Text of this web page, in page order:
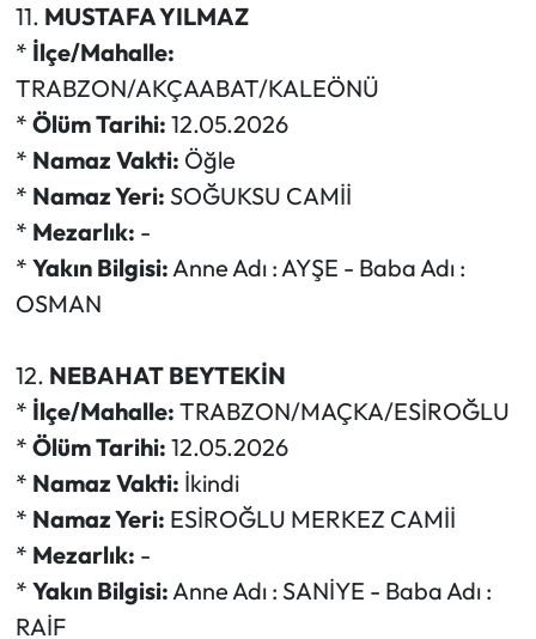
11. MUSTAFA YILMAZ
* İlçe/Mahalle:
TRABZON/AKÇAABAT/KALEÖNÜ
* Ölüm Tarihi: 12.05.2026
* Namaz Vakti: Öğle
* Namaz Yeri: SOĞUKSU CAMİİ
* Mezarlık: -
* Yakın Bilgisi:Anne Adı : AYŞE - Baba Adı :
OSMAN
12. NEBAHAT BEYTEKİN
* İlçe/Mahalle: TRABZON/MAÇKA/ESİROĞLU
* Ölüm Tarihi: 12.05.2026
* Namaz Vakti: İkindi
* Namaz Yeri: ESİROĞLU MERKEZ CAMİİ
* Mezarlık: -
* Yakın Bilgisi:Anne Adı : SANİYE - Baba Adı :
RAİF